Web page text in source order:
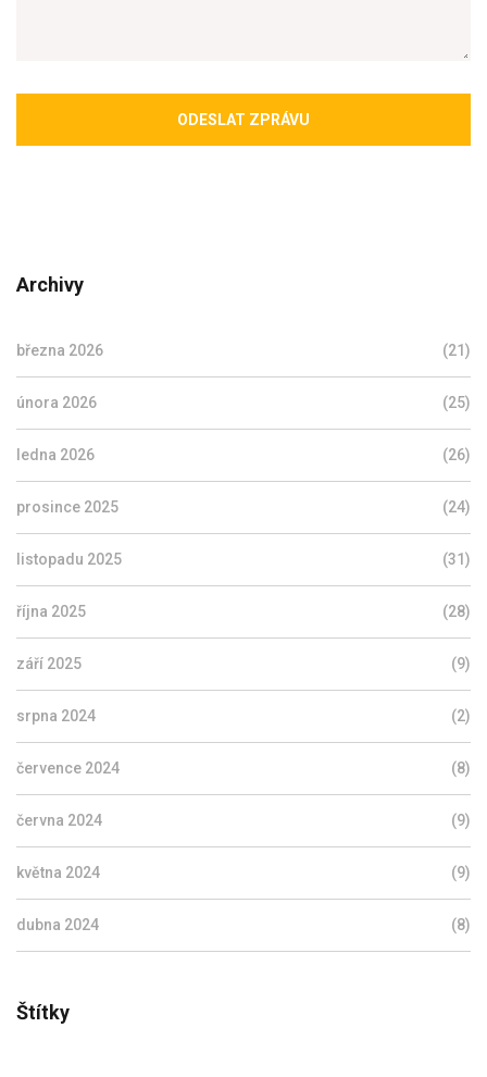
ODESLAT ZPRÁVU
Archivy
března 2026 (21)
února 2026 (25)
ledna 2026 (26)
prosince 2025 (24)
listopadu 2025 (31)
října 2025 (28)
září 2025 (9)
srpna 2024 (2)
července 2024 (8)
června 2024 (9)
května 2024 (9)
dubna 2024 (8)
Štítky